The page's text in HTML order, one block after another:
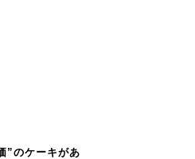
”のケーキがあ